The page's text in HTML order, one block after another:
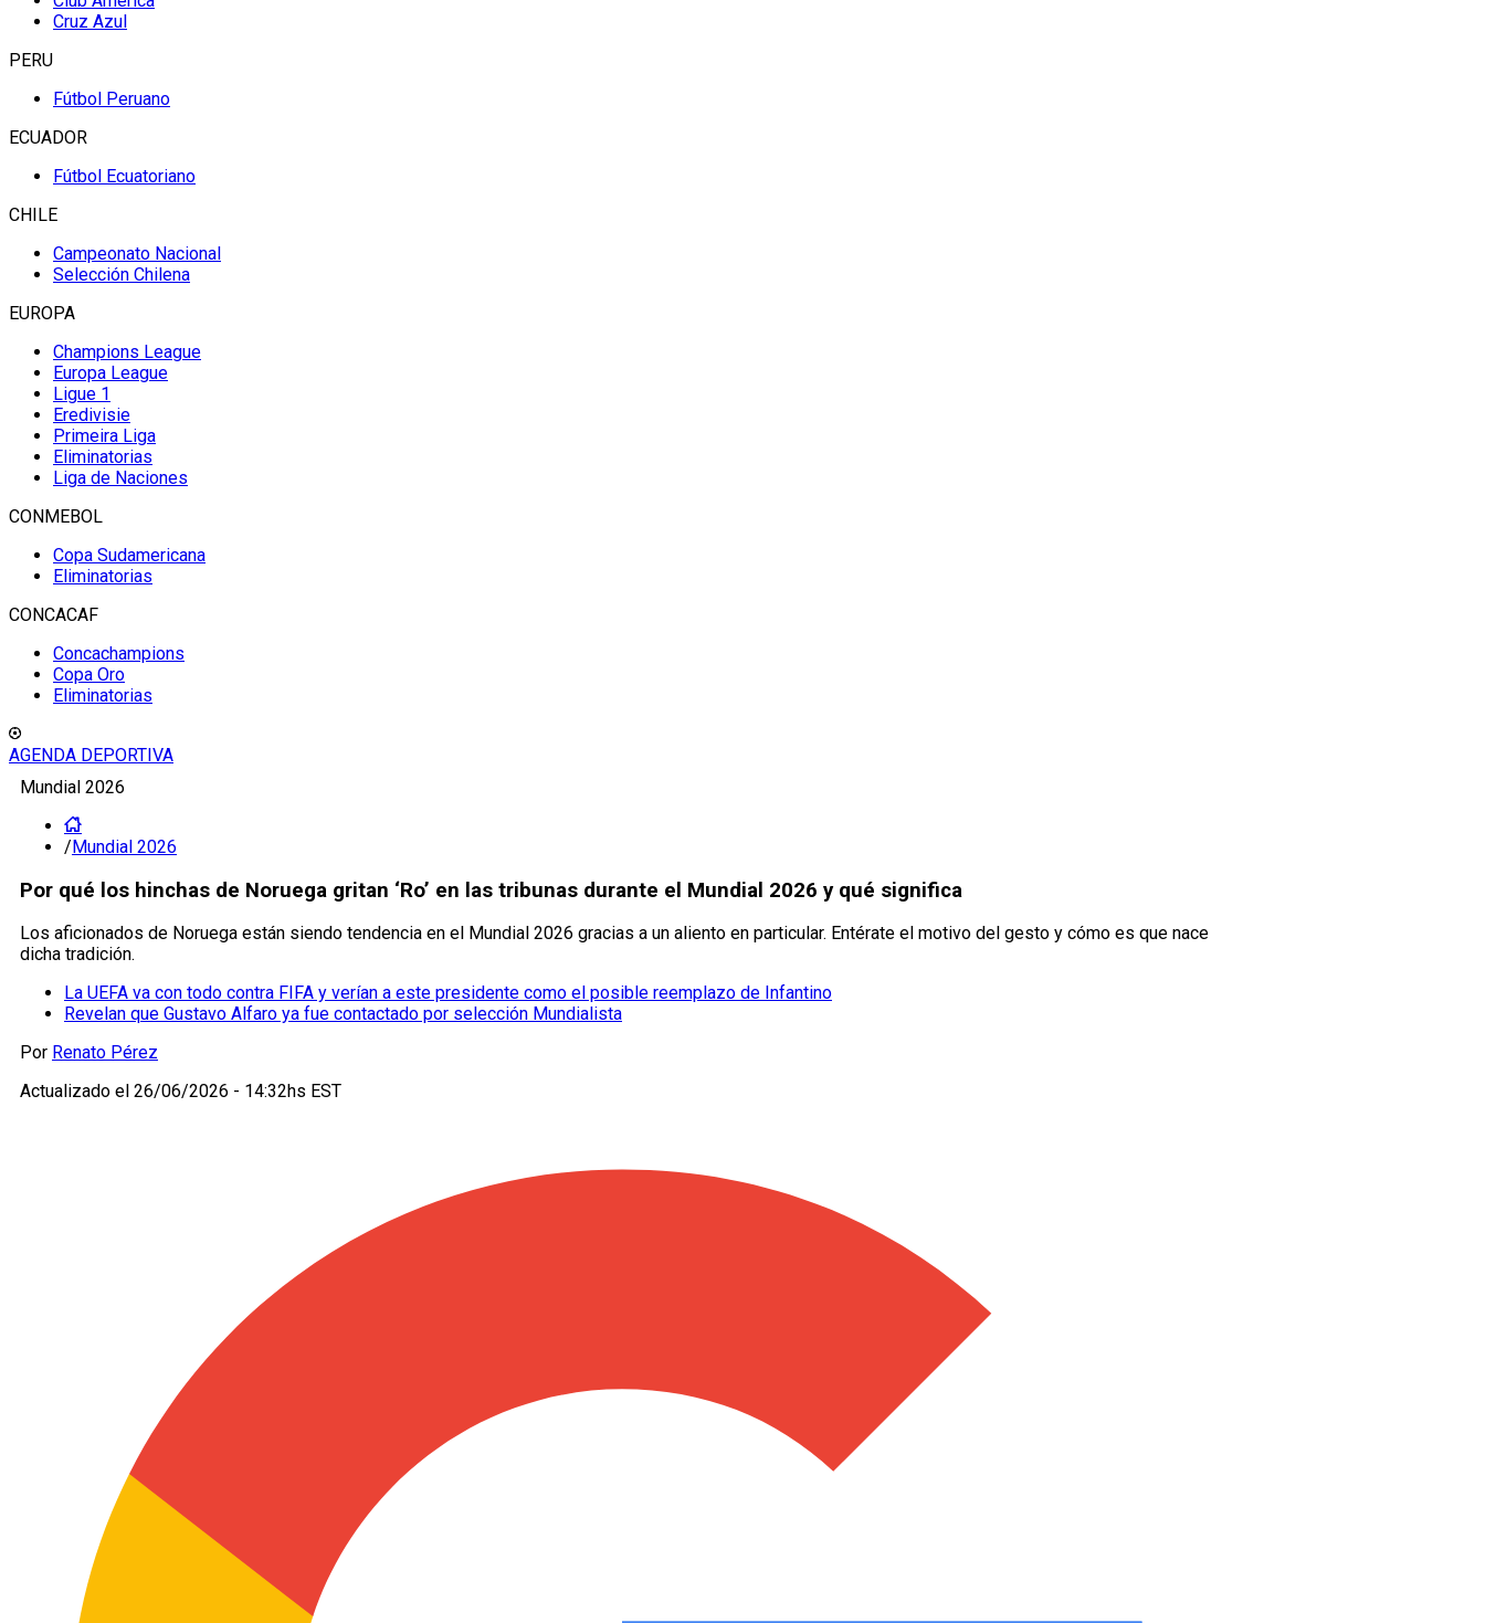
Cruz Azul
PERU
Fútbol Peruano
ECUADOR
Fútbol Ecuatoriano
CHILE
Campeonato Nacional
Selección Chilena
EUROPA
Champions League
Europa League
Ligue 1
Eredivisie
Primeira Liga
Eliminatorias
Liga de Naciones
CONMEBOL
Copa Sudamericana
Eliminatorias
CONCACAF
Concachampions
Copa Oro
Eliminatorias
AGENDA DEPORTIVA
Mundial 2026
/Mundial 2026
Por qué los hinchas de Noruega gritan ‘Ro’ en las tribunas durante el Mundial 2026 y qué significa
Los aficionados de Noruega están siendo tendencia en el Mundial 2026 gracias a un aliento en particular. Entérate el motivo del gesto y cómo es que nace
dicha tradición.
La UEFA va con todo contra FIFA y verían a este presidente como el posible reemplazo de Infantino
Revelan que Gustavo Alfaro ya fue contactado por selección Mundialista
Por Renato Pérez
Actualizado el 26/06/2026 - 14:32hs EST